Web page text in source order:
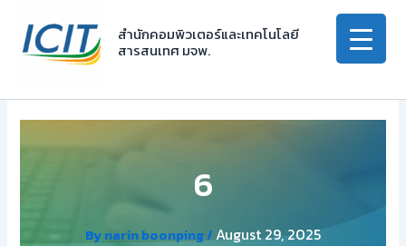
content
สำนักคอมพิวเตอร์และเทคโนโลยี
สารสนเทศ มจพ.
6
Bynarin boonping/ August 29, 2025